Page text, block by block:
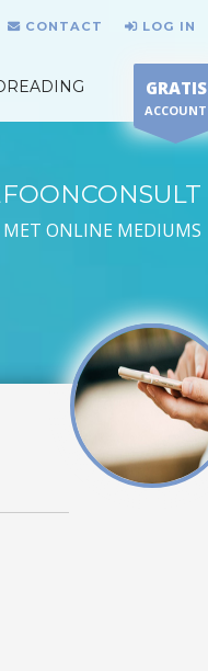
CONTACT LOG IN
GRATIS
ACCOUNT
MET ONLINE MEDIUMS